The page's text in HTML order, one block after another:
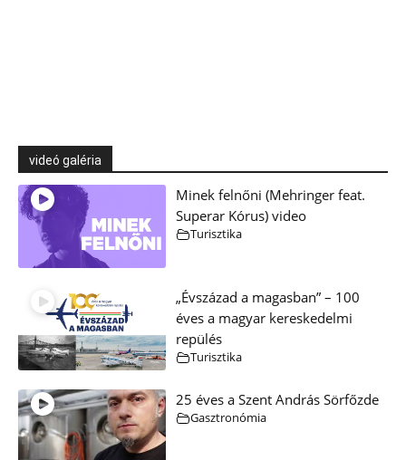
videó galéria
Minek felnőni (Mehringer feat.
Superar Kórus) video
Turisztika
„Évszázad a magasban” – 100
éves a magyar kereskedelmi
repülés
Turisztika
25 éves a Szent András Sörfőzde
Gasztronómia